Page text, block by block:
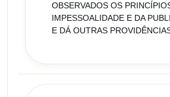
OBSERVADOS OS
IMPESSOALIDADE E DA
E DÁ OUTRAS